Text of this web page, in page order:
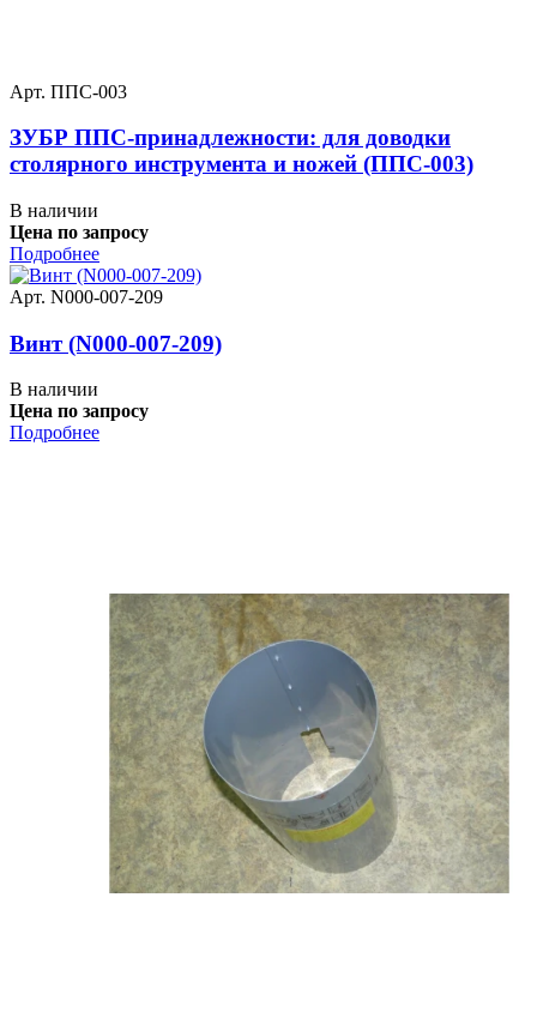
Арт. ППС-003
ЗУБР ППС-принадлежности: для доводки
столярного инструмента и ножей (ППС-003)
В наличии
Цена по запросу
Подробнее
Арт. N000-007-209
Винт (N000-007-209)
В наличии
Цена по запросу
Подробнее